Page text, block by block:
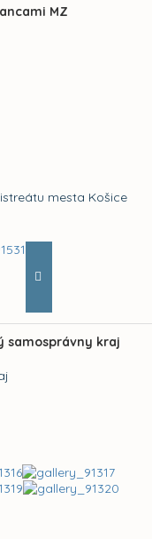
MZ
mesta Košice
samosprávny kraj